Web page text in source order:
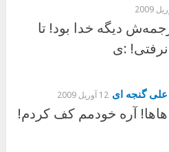
دیگه خدا بود! تا
:ی
علی گنجه ای 12 آوریل 2009
هاها! آره خودمم کف کردم!